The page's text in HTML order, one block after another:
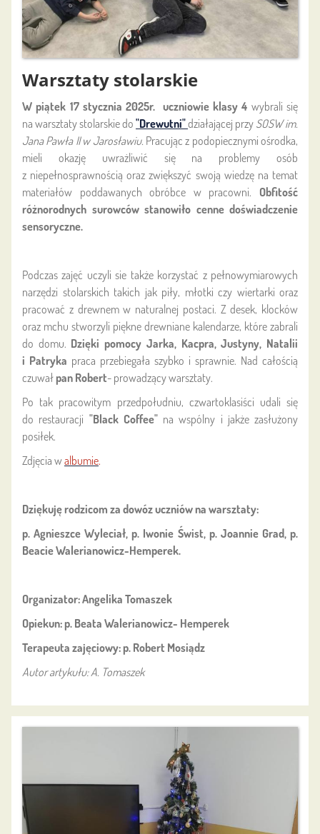
Warsztaty stolarskie
W piątek 17 stycznia 2025r. uczniowie klasy 4 wybrali się
na warsztaty stolarskie do "Drewutni"działającej przy SOSW im.
Jana Pawła II w Jarosławiu. Pracując z podopiecznymi ośrodka,
mieli okazję uwrażliwić się na problemy osób
z niepełnosprawnością oraz zwiększyć swoją wiedzę na temat
materiałów poddawanych obróbce w pracowni. Obfitość
różnorodnych surowców stanowiło cenne doświadczenie
sensoryczne.
Podczas zajęć uczyli sie także korzystać z pełnowymiarowych
narzędzi stolarskich takich jak piły, młotki czy wiertarki oraz
pracować z drewnem w naturalnej postaci. Z desek, klocków
oraz mchu stworzyli piękne drewniane kalendarze, które zabrali
do domu. Dzięki pomocy Jarka, Kacpra, Justyny, Natalii
i Patryka praca przebiegała szybko i sprawnie. Nad całością
czuwałpan Robert- prowadzący warsztaty.
Po tak pracowitym przedpołudniu, czwartoklasiści udali się
do restauracji "Black Coffee" na wspólny i jakże zasłużony
posiłek.
Zdjęcia walbumie.
Dziękuję rodzicom za dowóz uczniów na warsztaty:
p. Agnieszce Wyleciał, p. Iwonie Świst, p. Joannie Grad, p.
Beacie Walerianowicz-Hemperek.
Organizator: Angelika Tomaszek
Opiekun: p. Beata Walerianowicz- Hemperek
Terapeuta zajęciowy: p. Robert Mosiądz
Autor artykułu: A. Tomaszek